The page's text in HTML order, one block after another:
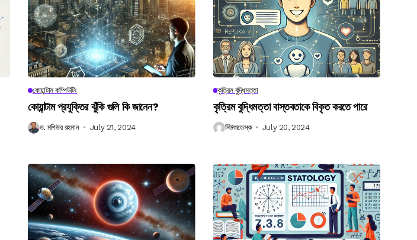
কোয়ান্টাম কম্পিউটিং
কোয়ান্টাম প্রযুক্তির ঝুঁকি গুলি কি জানেন?
ড. মশিউর রহমান July 21, 2024
কৃত্রিম বুদ্ধিমত্তা
কৃত্রিম বুদ্ধিমত্তা বাস্তবতাকে বিকৃত করতে পারে
নিউজডেস্ক July 20, 2024